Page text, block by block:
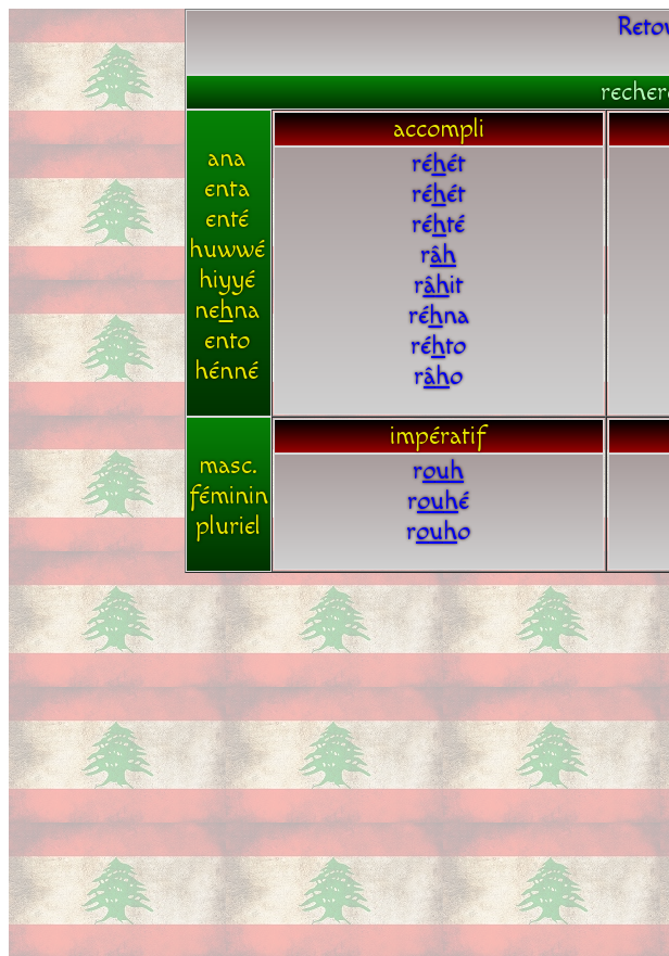
ana
enta
enté
huwwé
hiyyé
nehna
ento
hénné
accompli
réhét
réhét
réhté
râh
râhit
réhna
réhto
râho
masc.
féminin
pluriel
impératif
rouh
rouhé
rouho